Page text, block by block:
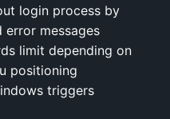
login process by
messages
limit depending on
positioning
triggers